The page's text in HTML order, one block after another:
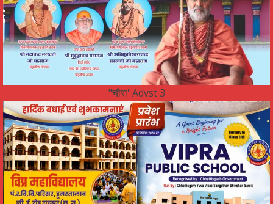
"चौरा' Advst 3